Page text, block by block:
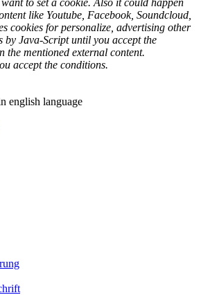
to set a cookie. Also it could happen
like Youtube, Facebook, Soundcloud,
cookies for personalize, advertising other
by Java-Script until you accept the
the mentioned external content.
accept the conditions.